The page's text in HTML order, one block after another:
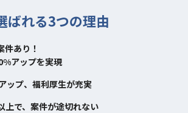
ばれる3つの理由
件あり！
アップを実現
ップ、福利厚生が充実
上で、案件が途切れない